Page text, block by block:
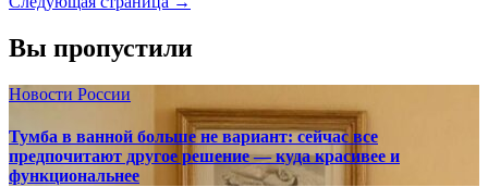
Вы пропустили
Новости России
Тумба в ванной больше не вариант: сейчас все
предпочитают другое решение — куда красивее и
функциональнее